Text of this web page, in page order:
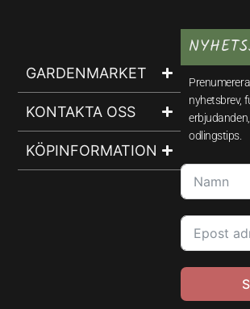
GARDENMARKET
KONTAKTA OSS
KÖPINFORMATION
nyhetsbrev,
odlingstips.